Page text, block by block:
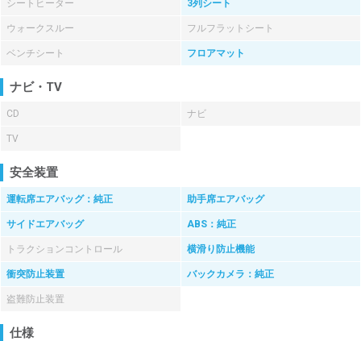
シートヒーター 3列シート
ウォークスルー フルフラットシート
ベンチシート フロアマット
ナビ・TV
CD ナビ
TV
安全装置
運転席エアバッグ：純正 助手席エアバッグ
サイドエアバッグ ABS：純正
トラクションコントロール 横滑り防止機能
衝突防止装置 バックカメラ：純正
盗難防止装置
仕様